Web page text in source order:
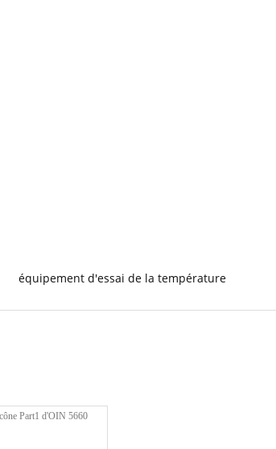
équipement d'essai de la température